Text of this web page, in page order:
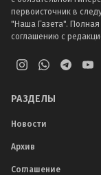
первоисточник в
"Наша Газета".
соглашению с
РАЗДЕЛЫ
Новости
Архив
Соглашение